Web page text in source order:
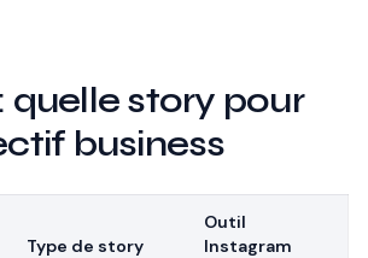
quelle story pour
business
Type de story
Outil
Instagram